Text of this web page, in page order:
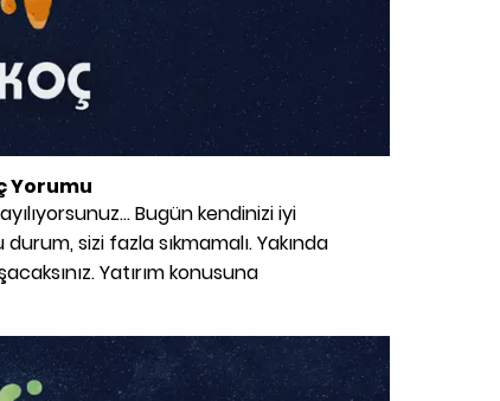
Yorumu
Bugün kendinizi iyi
sizi fazla sıkmamalı. Yakında
Yatırım konusuna